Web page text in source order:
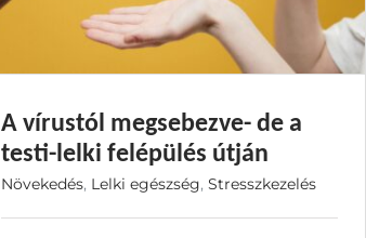
A vírustól megsebezve- de a
testi-lelki felépülés útján
Növekedés, Lelki egészség, Stresszkezelés